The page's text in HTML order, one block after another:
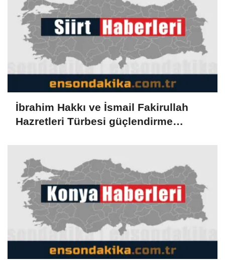
İbrahim Hakkı ve İsmail Fakirullah
Hazretleri Türbesi güçlendirme